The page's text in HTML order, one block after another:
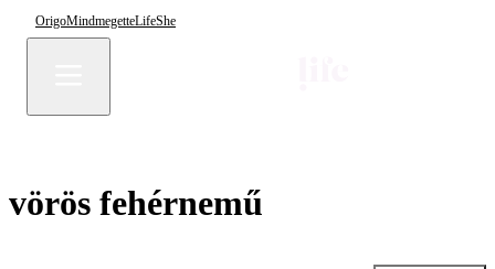
OrigoMindmegetteLifeShe
vörös fehérnemű